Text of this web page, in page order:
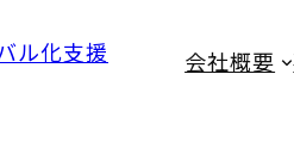
会社概要